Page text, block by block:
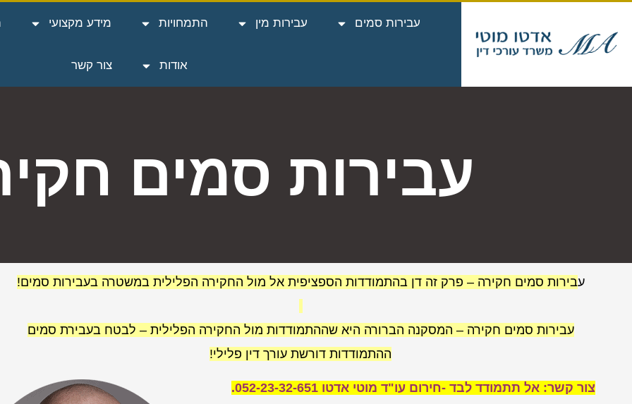
עבירות סמים עבירות מין התמחויות מידע מקצועי
אודות צור קשר
עבירות סמים
עבירות סמים חקירה – פרק זה דן בהתמודדות הספציפית אל מול החקירה הפלילית במשטרה בעבירות סמים!
עבירות סמים חקירה – המסקנה הברורה היא שההתמודדות מול החקירה הפלילית – לבטח בעבירת סמים
ההתמודדות דורשת עורך דין פלילי!
צור קשר: אל תתמודד לבד -חירום עו"ד מוטי אדטו 052-23-32-651.